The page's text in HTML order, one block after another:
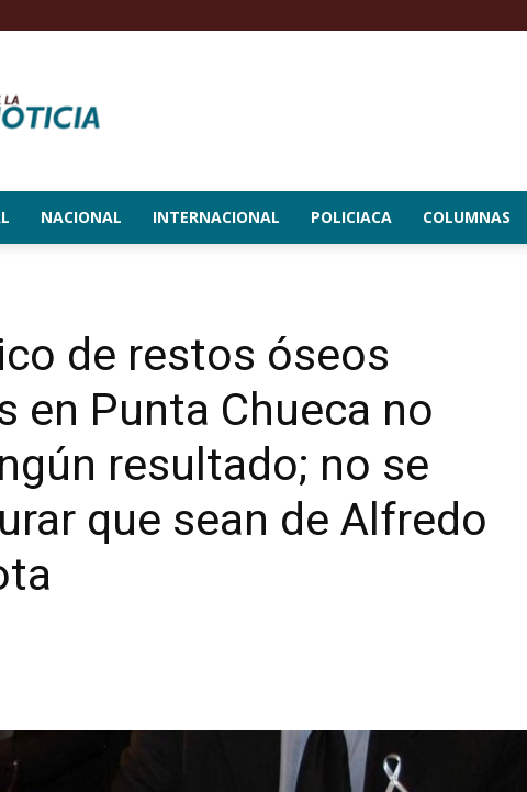
NACIONAL INTERNACIONAL POLICIACA COLUMNAS
de restos óseos
en Punta Chueca no
resultado; no se
que sean de Alfredo